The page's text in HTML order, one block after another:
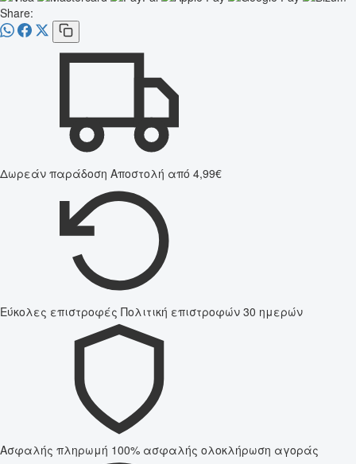
Share:
Δωρεάν παράδοση Αποστολή από 4,99€
Εύκολες επιστροφές Πολιτική επιστροφών 30 ημερών
Ασφαλής πληρωμή 100% ασφαλής ολοκλήρωση αγοράς